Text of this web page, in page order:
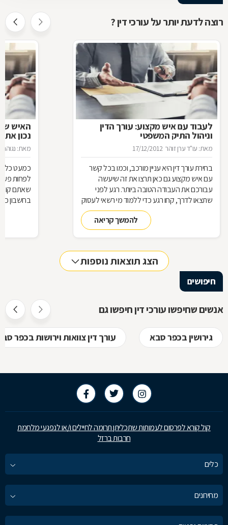
רוצה לדעת יותר על עורכי דין ?
לעבוד עם איש מקצוע: עורך הדין
וניהול התיק המשפטי
מאת: עו"ד ערן זוהר 17/12/2012
בחירת עורך דין היא עניין מורכב, וכמו בכל קשר
עם איש מקצוע גם כאן תרצו את זה שיעשה
עבורכם את העבודה הטובה ביותר. רגע לפני
שתצאו לדרך, קחו רגע כדי ללמוד מי רשאי לעסוק
בעריכת דין ומה הידע הבסיסי הנדרש כדי לטפל
להמשך קריאה
האיש
נכון את
מאת: נגוהה
כמעט כל
לפחות
שאתם
בחשבון
הצג תוצאות נוספות
חיפושים
אנשים שחיפשו עורכי דין חיפשו גם
גירושין בכפר סבא עורך דין צוואות וירושות בכפר
קול קורא לפרסום לעמותות שתכליתן תרומה לחיילים ו/או לנפגעי מלחמת
חרבות ברזל
כלים
מחירונים